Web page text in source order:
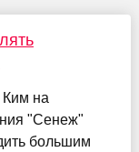
Ким на
"Сенеж"
большим